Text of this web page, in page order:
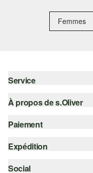
Femmes
Service
Aide - FAQ
Guide des tailles
À propos de s.Oliver
S'abonner à la Newsletter
s.Oliver Card
Paiement
Carte de crédit
PayPal
Expédition
Suivi de colis
Social